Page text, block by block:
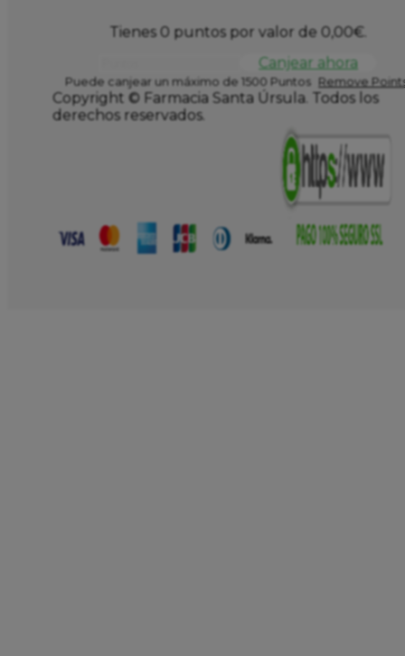
Tienes 0 puntos por valor de 0,00€.
Canjear ahora
Puede canjear un máximo de 1500 Puntos Remove
Copyright © Farmacia Santa Úrsula. Todos los
derechos reservados.